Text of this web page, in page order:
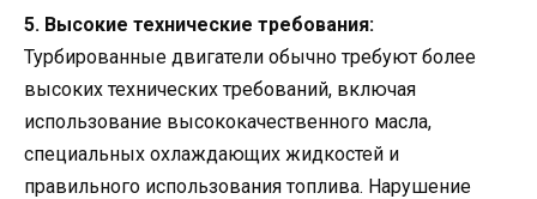
5. Высокие технические требования:
Турбированные двигатели обычно требуют более
высоких технических требований, включая
использование высококачественного масла,
специальных охлаждающих жидкостей и
правильного использования топлива. Нарушение